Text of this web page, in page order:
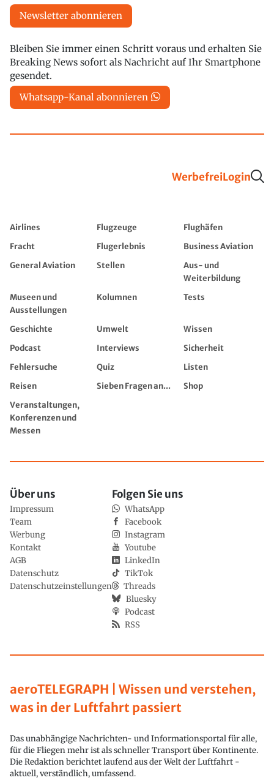
Newsletter abonnieren
Bleiben Sie immer einen Schritt voraus und erhalten Sie
Breaking News sofort als Nachricht auf Ihr Smartphone
gesendet.
Whatsapp-Kanal abonnieren
WerbefreiLogin
Airlines Flugzeuge
Flughäfen
Fracht
Flugerlebnis
Business Aviation
General Aviation
Stellen
Aus- und
Weiterbildung
Museen und
Ausstellungen
Kolumnen Tests
Geschichte Umwelt
Wissen
Podcast
Interviews
Sicherheit
Fehlersuche
Quiz
Listen
Reisen
Sieben Fragen an...
Shop
Veranstaltungen,
Konferenzen und
Messen
aeroTELEGRAPH | Wissen und verstehen,
was in der Luftfahrt passiert
Das unabhängige Nachrichten- und Informationsportal für alle,
für die Fliegen mehr ist als schneller Transport über Kontinente.
Die Redaktion berichtet laufend aus der Welt der Luftfahrt -
aktuell, verständlich, umfassend.
Über uns
Impressum
Team
Werbung
Kontakt
AGB
Datenschutz
Datenschutzeinstellungen
Folgen Sie uns
WhatsApp
Facebook
Instagram
Youtube
LinkedIn
TikTok
Threads
Bluesky
Podcast
RSS